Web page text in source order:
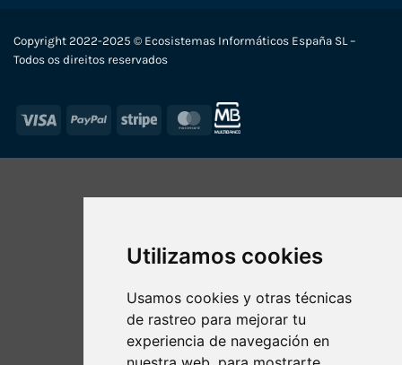
Utilizamos cookies
Usamos cookies y otras técnicas
de rastreo para mejorar tu
experiencia de navegación en
Copyright 2022-2025 © Ecosistemas Informáticos España SL –
Todos os direitos reservados
Visa PayPal Stripe MasterCard